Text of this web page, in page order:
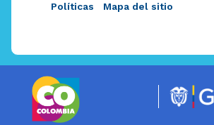
Políticas Mapa del sitio